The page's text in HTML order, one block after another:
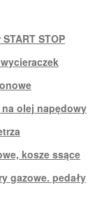
STOP
na olej napędowy
kosze ssące
gazowe. pedały